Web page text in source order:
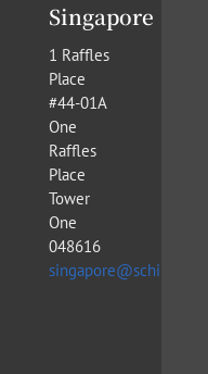
Singapore
1 Raffles
Place
#44-01A
One
Raffles
Place
Tower
One
048616